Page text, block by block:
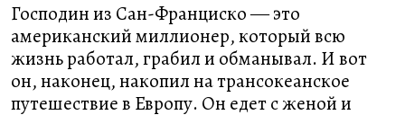
Господин из Сан-Франциско ― это
американский миллионер, который всю
жизнь работал, грабил и обманывал. И вот
он, наконец, накопил на трансокеанское
путешествие в Европу. Он едет с женой и